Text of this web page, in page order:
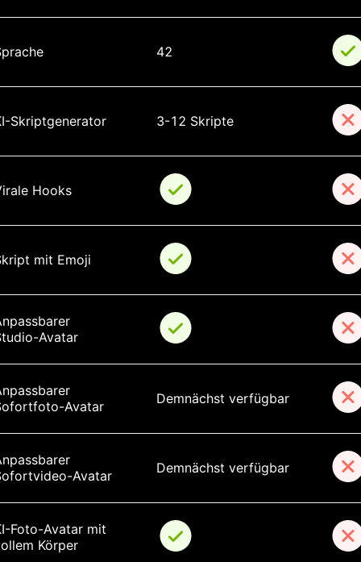
42
Skriptgenerator 3-12 Skripte
Hooks
mit Emoji
Avatar
Avatar
Demnächst verfügbar
Avatar
Demnächst verfügbar
Foto-Avatar mit
Körper